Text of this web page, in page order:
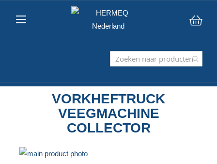
VORKHEFTRUCK
VEEGMACHINE
COLLECTOR
Ga